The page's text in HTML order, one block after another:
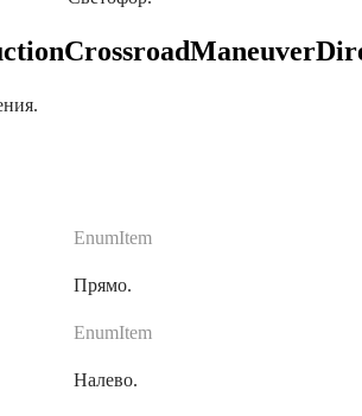
EnumItem
Прямо.
EnumItem
Налево.